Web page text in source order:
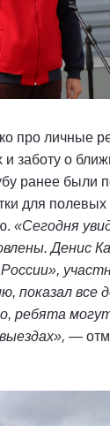
про личные
и заботу о
ранее были
для
«Сегодня
Денис
показал все
ребята
—